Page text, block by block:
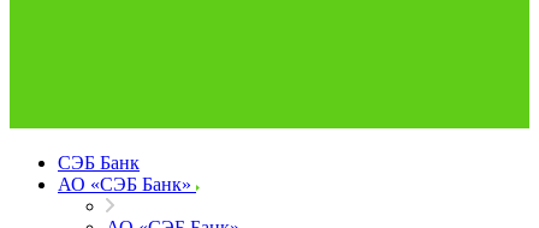
СЭБ Банк
АО «СЭБ Банк»